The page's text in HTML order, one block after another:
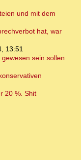
und mit dem
hat, war
13:51
sein sollen.
20 %. Shit